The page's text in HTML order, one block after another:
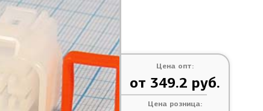
Цена опт:
от 349.2 руб.
Цена розница: